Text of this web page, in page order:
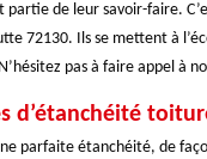
de leur savoir-faire.
72130. Ils se mettent à
pas à faire appel à
d’étanchéité
parfaite étanchéité, de